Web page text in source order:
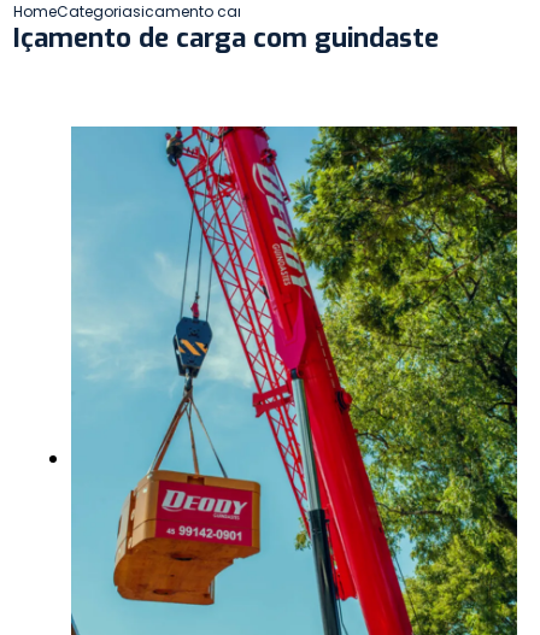
HomeCategoriasicamento carga guindaste
Içamento de carga com guindaste